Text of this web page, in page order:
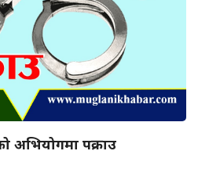
अभियोगमा पक्राउ